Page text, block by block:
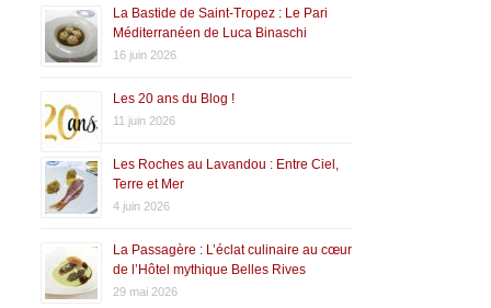
La Bastide de Saint-Tropez : Le Pari
Méditerranéen de Luca Binaschi
16 juin 2026
Les 20 ans du Blog !
11 juin 2026
Les Roches au Lavandou : Entre Ciel,
Terre et Mer
4 juin 2026
La Passagère : L’éclat culinaire au cœur
de l’Hôtel mythique Belles Rives
29 mai 2026